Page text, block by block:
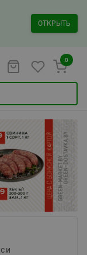
ОТКРЫТЬ
0
и